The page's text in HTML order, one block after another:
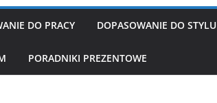
DO PRACY DOPASOWANIE DO STYLU
PORADNIKI PREZENTOWE